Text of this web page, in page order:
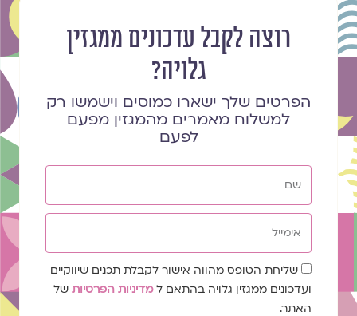
רוצה לקבל עדכונים ממגזין
גלויה?
הפרטים שלך ישארו כמוסים וישמשו רק
למשלוח מאמרים מהמגזין מפעם
לפעם
שדה
הסכמה
שליחת הטופס מהווה אישור לקבלת תכנים שיווקיים
ועדכונים ממגזין גלויה בהתאם למדיניות הפרטיות של
האתר.